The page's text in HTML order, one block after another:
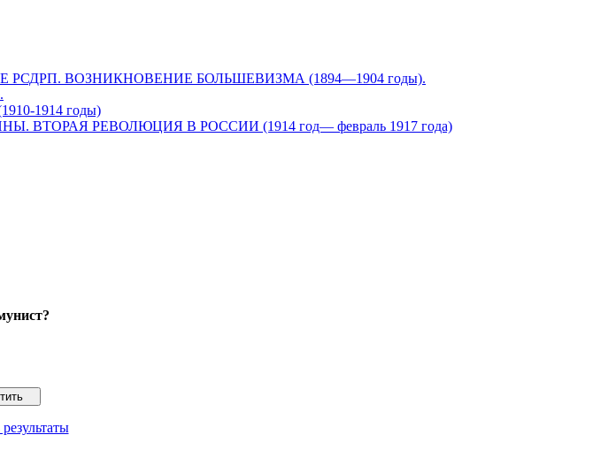
ВОЗНИКНОВЕНИЕ БОЛЬШЕВИЗМА (1894—1904 годы).
1914 годы)
РЕВОЛЮЦИЯ В РОССИИ (1914 год— февраль 1917 года)